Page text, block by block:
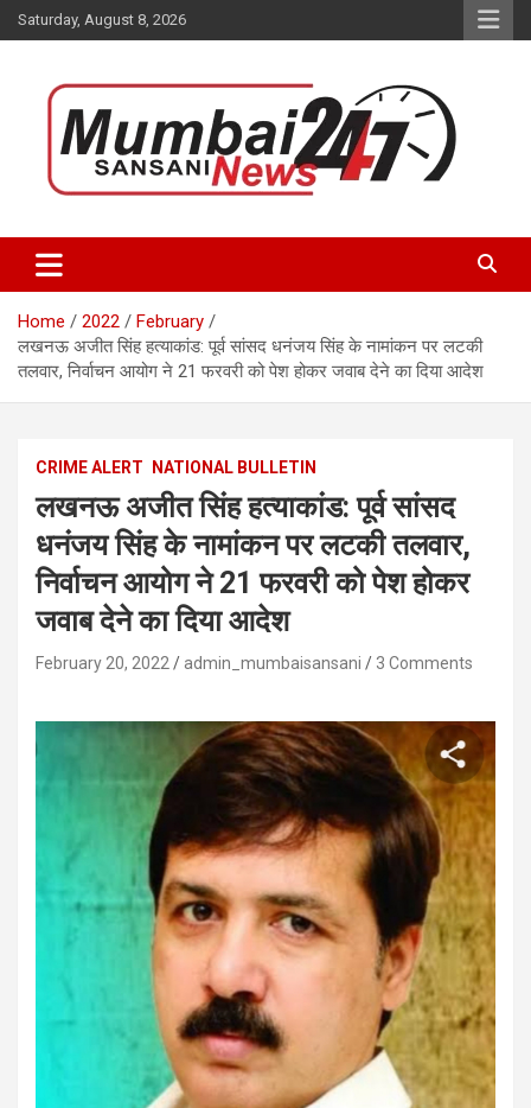
Skip
to
Saturday, August 8, 2026
Mumbai Sansani
time updates on recent news around the World.
Home 2022
February
लखनऊ अजीत सिंह हत्याकांड: पूर्व सांसद धनंजय सिंह के नामांकन पर लटकी
तलवार, निर्वाचन आयोग ने 21 फरवरी को पेश होकर जवाब देने का दिया आदेश
CRIME ALERT NATIONAL BULLETIN
लखनऊ अजीत सिंह हत्याकांड: पूर्व सांसद
धनंजय सिंह के नामांकन पर लटकी तलवार,
निर्वाचन आयोग ने 21 फरवरी को पेश होकर
जवाब देने का दिया आदेश
February 20, 2022 admin_mumbaisansani 3 Comments